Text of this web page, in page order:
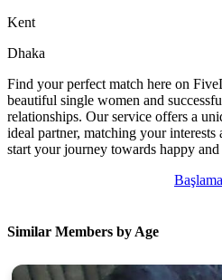
Kent
Dhaka
Find your perfect match here on
beautiful single women and
relationships. Our service offers a
ideal partner, matching your interests
start your journey towards happy
Similar Members by Age